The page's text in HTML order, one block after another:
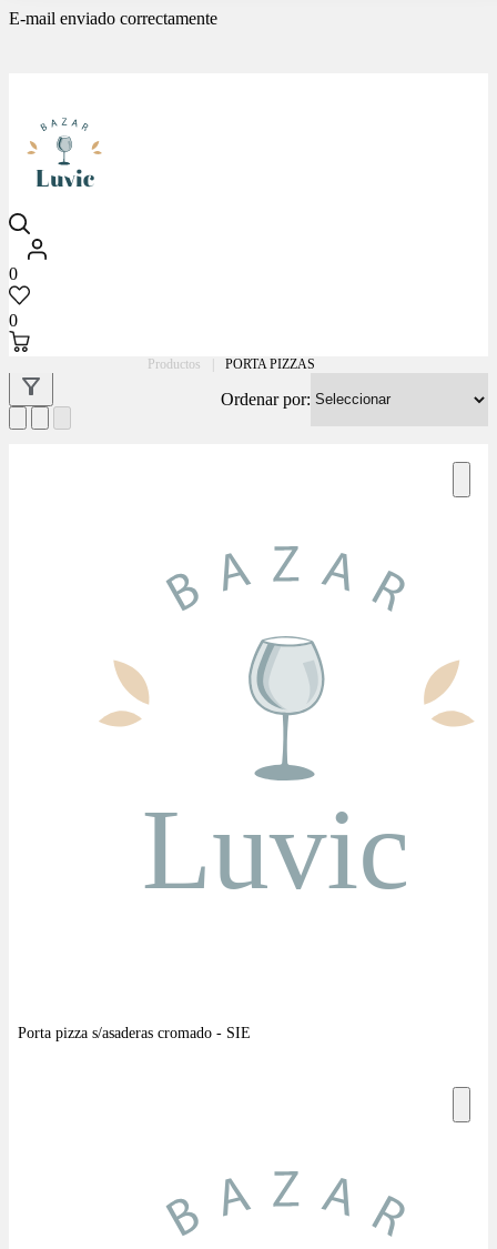
E-mail enviado correctamente
Luvic
0
0
Productos PORTA PIZZAS
Ordenar por: